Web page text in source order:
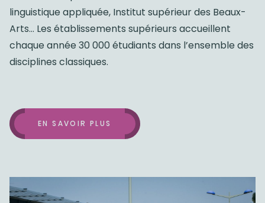
linguistique appliquée, Institut supérieur des Beaux-
Arts… Les établissements supérieurs accueillent
chaque année 30 000 étudiants dans l’ensemble des
disciplines classiques.
EN SAVOIR PLUS